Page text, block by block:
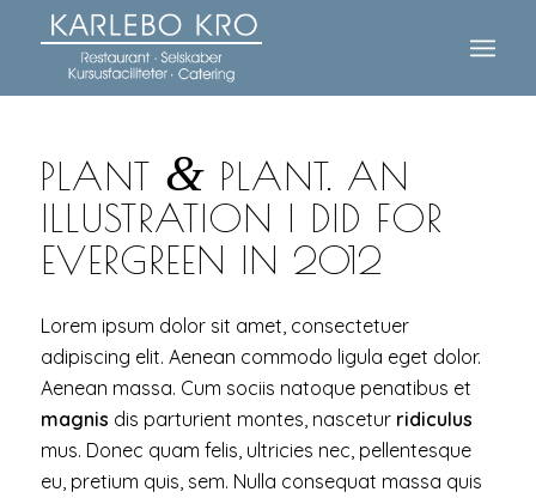
PLANT & PLANT. AN
ILLUSTRATION I DID FOR
EVERGREEN IN 2012
Lorem ipsum dolor sit amet, consectetuer
adipiscing elit. Aenean commodo ligula eget dolor.
Aenean massa. Cum sociis natoque penatibus et
magnis dis parturient montes, nascetur ridiculus
mus. Donec quam felis, ultricies nec, pellentesque
eu, pretium quis, sem. Nulla consequat massa quis